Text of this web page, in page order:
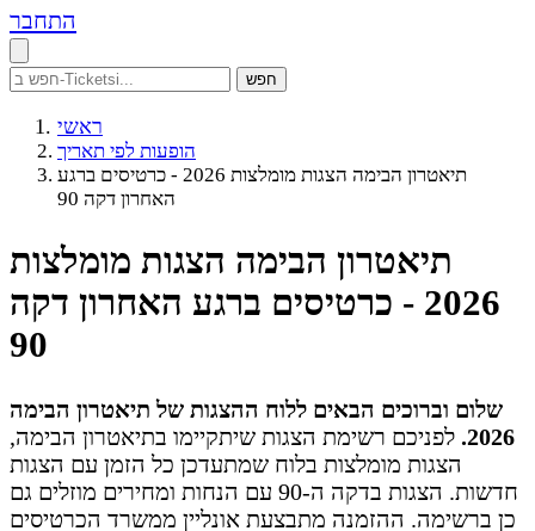
התחבר
חפש
ראשי
הופעות לפי תאריך
תיאטרון הבימה הצגות מומלצות 2026 - כרטיסים ברגע
האחרון דקה 90
תיאטרון הבימה הצגות מומלצות
2026 - כרטיסים ברגע האחרון דקה
90
שלום וברוכים הבאים ללוח ההצגות של תיאטרון הבימה
2026. לפניכם רשימת הצגות שיתקיימו בתיאטרון הבימה,
הצגות מומלצות בלוח שמתעדכן כל הזמן עם הצגות
חדשות. הצגות בדקה ה-90 עם הנחות ומחירים מוזלים גם
כן ברשימה. ההזמנה מתבצעת אונליין ממשרד הכרטיסים